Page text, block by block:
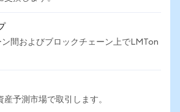
間およびブロックチェーン上でLMTon
産予測市場で取引します。